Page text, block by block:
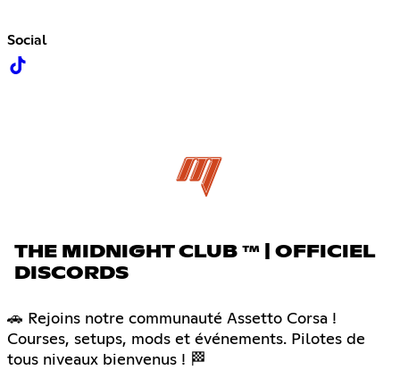
Social
THE MIDNIGHT CLUB ™ | OFFICIEL
DISCORDS
🚗 Rejoins notre communauté Assetto Corsa !
Courses, setups, mods et événements. Pilotes de
tous niveaux bienvenus ! 🏁